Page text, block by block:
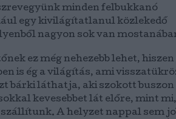
minden felbukkanó
egy kivilágítatlanul közlekedő
nagyon sok van
ez még nehezebb lehet, hiszen
is ég a világítás, ami
bárki láthatja, aki szokott buszon
kevesebbet lát előre, mint
A helyzet nappal sem